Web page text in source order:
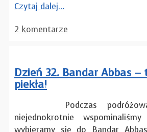
Czytaj dalej…
2 komentarze
Dzień 32. Bandar Abbas
piekła!
Podczas
niejednokrotnie